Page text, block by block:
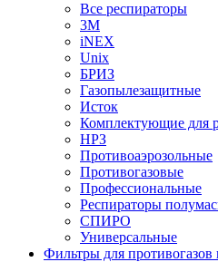
Все респираторы
3М
iNEX
Unix
БРИЗ
Газопылезащитные
Исток
Комплектующие для
НРЗ
Противоаэрозольные
Противогазовые
Профессиональные
Респираторы
СПИРО
Универсальные
Фильтры для противогазов